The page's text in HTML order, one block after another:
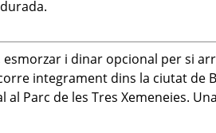
i dinar opcional per si
integrament dins la ciutat de
al Parc de les Tres Xemeneies.